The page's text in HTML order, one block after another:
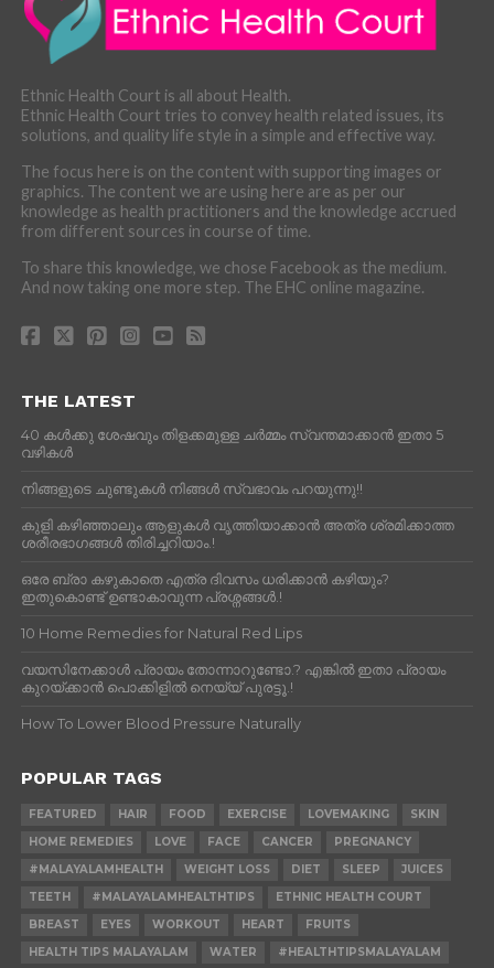
Ethnic Health Court is all about Health.
Ethnic Health Court tries to convey health related issues, its
solutions, and quality life style in a simple and effective way.
The focus here is on the content with supporting images or
graphics. The content we are using here are as per our
knowledge as health practitioners and the knowledge accrued
from different sources in course of time.
To share this knowledge, we chose Facebook as the medium.
And now taking one more step. The EHC online magazine.
THE LATEST
40 കൾക്കു ശേഷവും തിളക്കമുള്ള ചർമ്മം സ്വന്തമാക്കാൻ ഇതാ 5
വഴികൾ
നിങ്ങളുടെ ചുണ്ടുകൾ നിങ്ങൾ സ്വഭാവം പറയുന്നു!!
കുളി കഴിഞ്ഞാലും ആളുകള്‍ വൃത്തിയാക്കാന്‍ അത്ര ശ്രമിക്കാത്ത
ശരീരഭാഗങ്ങള്‍ തിരിച്ചറിയാം.!
ഒരേ ബ്രാ കഴുകാതെ എത്ര ദിവസം ധരിക്കാൻ കഴിയും?
ഇതുകൊണ്ട് ഉണ്ടാകാവുന്ന പ്രശ്നങ്ങൾ.!
10 Home Remedies for Natural Red Lips
വയസിനേക്കാൾ പ്രായം തോന്നാറുണ്ടോ.? എങ്കിൽ ഇതാ പ്രായം
കുറയ്ക്കാന്‍ പൊക്കിളില്‍ നെയ്യ് പുരട്ടൂ.!
How To Lower Blood Pressure Naturally
POPULAR TAGS
FEATURED HAIR FOOD EXERCISE LOVEMAKING
SKIN
HOME REMEDIES
LOVE FACE CANCER
PREGNANCY
#MALAYALAMHEALTH
WEIGHT LOSS DIET SLEEP
JUICES
TEETH
#MALAYALAMHEALTHTIPS
ETHNIC HEALTH COURT
BREAST
EYES WORKOUT HEART
FRUITS
HEALTH TIPS MALAYALAM
WATER #HEALTHTIPSMALAYALAM